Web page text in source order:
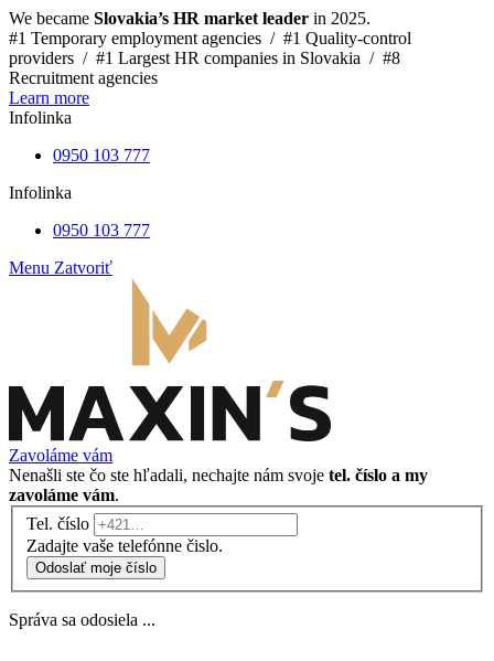
We became Slovakia’s HR market leader in 2025.
#1 Temporary employment agencies / #1 Quality-control
providers / #1 Largest HR companies in Slovakia / #8
Recruitment agencies
Learn more
Infolinka
0950 103 777
Infolinka
0950 103 777
Menu Zatvoriť
Zavoláme vám
Nenašli ste čo ste hľadali, nechajte nám svoje tel. číslo a my
zavoláme vám.
Tel. číslo
Zadajte vaše telefónne čislo.
Odoslať moje číslo
Správa sa odosiela ...